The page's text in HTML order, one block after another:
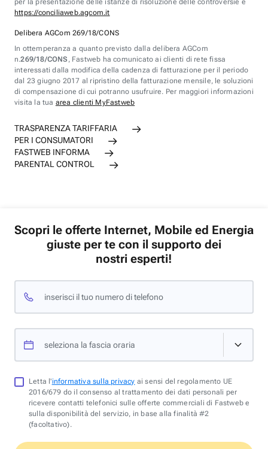
per la presentazione delle istanze di risoluzione delle controversie è
https://conciliaweb.agcom.it
Delibera AGCom 269/18/CONS
In ottemperanza a quanto previsto dalla delibera AGCom
n.269/18/CONS , Fastweb ha comunicato ai clienti di rete fissa
interessati dalla modifica della cadenza di fatturazione per il periodo
dal 23 giugno 2017 al ripristino della fatturazione mensile, le soluzioni
di compensazione di cui potranno usufruire. Per maggiori informazioni
visita la tua area clienti MyFastweb
TRASPARENZA TARIFFARIA
PER I CONSUMATORI
FASTWEB INFORMA
PARENTAL CONTROL
Scopri le offerte Internet, Mobile ed Energia
giuste per te con il supporto dei
nostri esperti!
inserisci il tuo numero di telefono
seleziona la fascia oraria
Letta l'informativa sulla privacy ai sensi del regolamento UE
2016/679 do il consenso al trattamento dei dati personali per
ricevere contatti telefonici sulle offerte commerciali di Fastweb e
sulla disponibilità del servizio, in base alla finalità #2
(facoltativo).